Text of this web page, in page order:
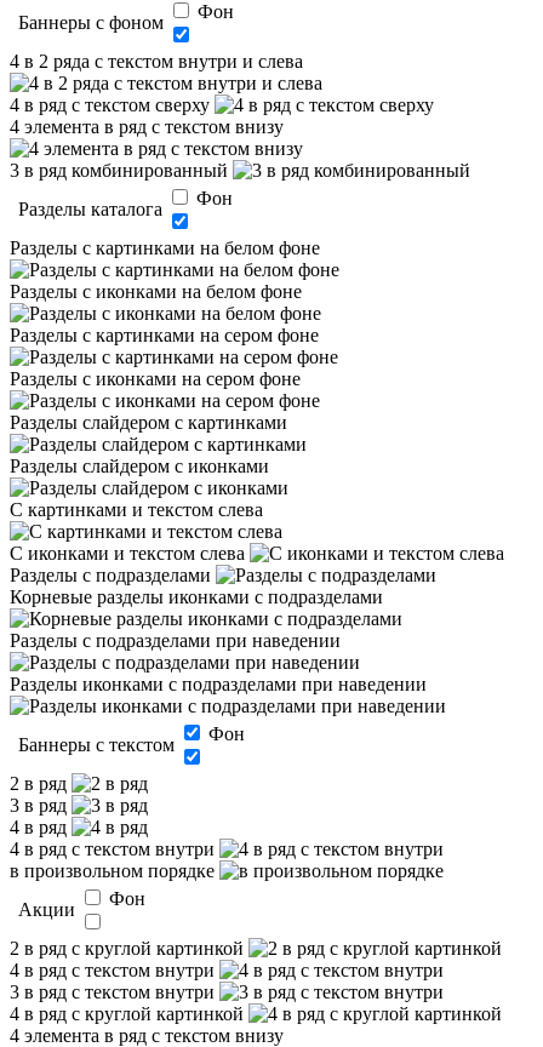
Баннеры с фоном
Фон
4 в 2 ряда с текстом внутри и слева
4 в ряд с текстом сверху
4 элемента в ряд с текстом внизу
3 в ряд комбинированный
Разделы каталога
Фон
Разделы с картинками на белом фоне
Разделы с иконками на белом фоне
Разделы с картинками на сером фоне
Разделы с иконками на сером фоне
Разделы слайдером с картинками
Разделы слайдером с иконками
С картинками и текстом слева
С иконками и текстом слева
Разделы с подразделами
Корневые разделы иконками с подразделами
Разделы с подразделами при наведении
Разделы иконками с подразделами при наведении
Баннеры с текстом
Фон
2 в ряд
3 в ряд
4 в ряд
4 в ряд с текстом внутри
в произвольном порядке
Акции
Фон
2 в ряд с круглой картинкой
4 в ряд с текстом внутри
3 в ряд с текстом внутри
4 в ряд с круглой картинкой
4 элемента в ряд с текстом внизу